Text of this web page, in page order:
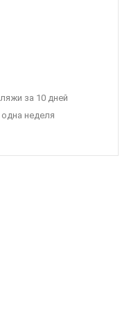
за 10 дней
неделя